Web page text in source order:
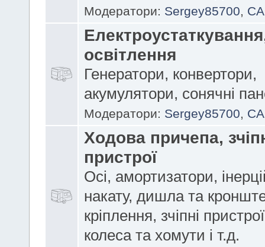
Модератори: Sergey85700,
освітлення
Генератори, конвертори,
акумулятори, сонячні
Модератори: Sergey85700,
Ходова причепа,
пристрої
Осі, амортизатори,
накату, дишла та
кріплення, зчіпні
колеса та хомути і т.д.